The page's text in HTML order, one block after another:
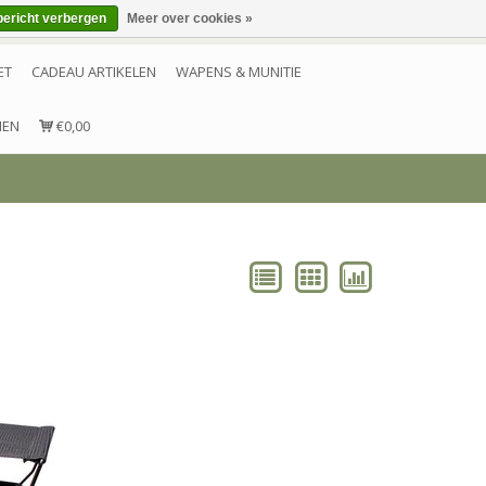
Inloggen Account aanmaken
CADEAU ARTIKELEN WAPENS & MUNITIE
€0,00
verbergen Meer over cookies »